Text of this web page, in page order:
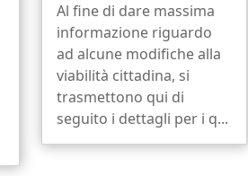
Al fine di dare massima
informazione riguardo
ad alcune modifiche alla
viabilità cittadina, si
trasmettono qui di
seguito i dettagli per i q...